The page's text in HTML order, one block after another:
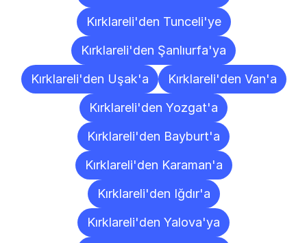
Kırklareli'den Tunceli'ye
Kırklareli'den Şanlıurfa'ya
Kırklareli'den Uşak'a
Kırklareli'den Van'a
Kırklareli'den Yozgat'a
Kırklareli'den Bayburt'a
Kırklareli'den Karaman'a
Kırklareli'den Iğdır'a
Kırklareli'den Yalova'ya